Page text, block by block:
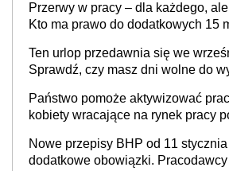
refundacji, ale bariery po stronie
świadomości pracodawców
Przerwy w pracy – dla każdego,
Kto ma prawo do dodatkowych 15
Ten urlop przedawnia się we
Sprawdź, czy masz dni wolne do
Państwo pomoże aktywizować
kobiety wracające na rynek pracy
neuroatypowe. Powstanie
Inkluzywności w Zatrudnianiu?
Nowe przepisy BHP od 11
dodatkowe obowiązki.